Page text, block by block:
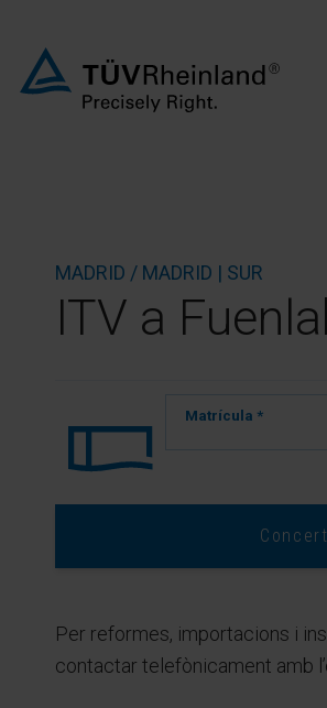
MADRID / MADRID | SUR
ITV a
Matrícula *
Per reformes, importacions i
contactar telefònicament amb